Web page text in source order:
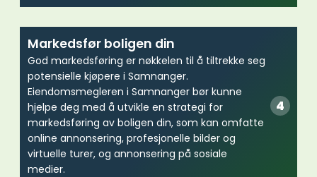
Markedsfør boligen din
God markedsføring er nøkkelen til å tiltrekke seg
potensielle kjøpere i Samnanger.
Eiendomsmegleren i Samnanger bør kunne
hjelpe deg med å utvikle en strategi for
markedsføring av boligen din, som kan omfatte
online annonsering, profesjonelle bilder og
virtuelle turer, og annonsering på sosiale
medier.